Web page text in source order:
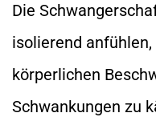
Die
isolierend
körperlichen
Schwankungen zu